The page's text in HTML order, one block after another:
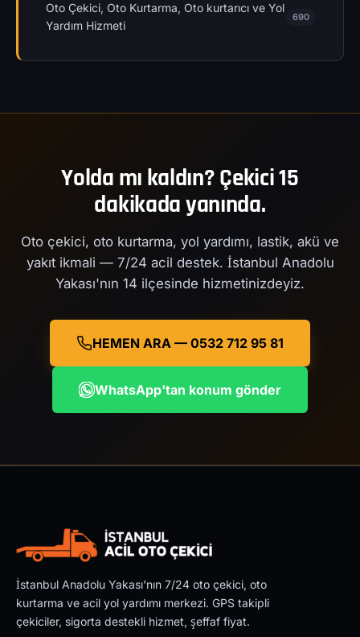
Oto Çekici, Oto Kurtarma, Oto kurtarıcı ve Yol
Yardım Hizmeti
690
Yolda mı kaldın? Çekici 15
dakikada yanında.
Oto çekici, oto kurtarma, yol yardımı, lastik, akü ve
yakıt ikmali — 7/24 acil destek. İstanbul Anadolu
Yakası'nın 14 ilçesinde hizmetinizdeyiz.
HEMEN ARA — 0532 712 95 81
WhatsApp'tan konum gönder
İstanbul Anadolu Yakası'nın 7/24 oto çekici, oto
kurtarma ve acil yol yardımı merkezi. GPS takipli
çekiciler, sigorta destekli hizmet, şeffaf fiyat.